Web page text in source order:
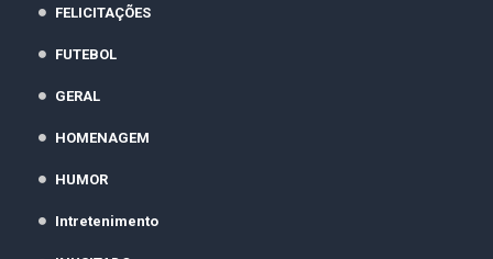
FELICITAÇÕES
FUTEBOL
GERAL
HOMENAGEM
HUMOR
Intretenimento